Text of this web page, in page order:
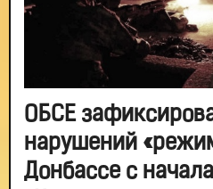
ОБСЕ
нарушений
Донбассе с